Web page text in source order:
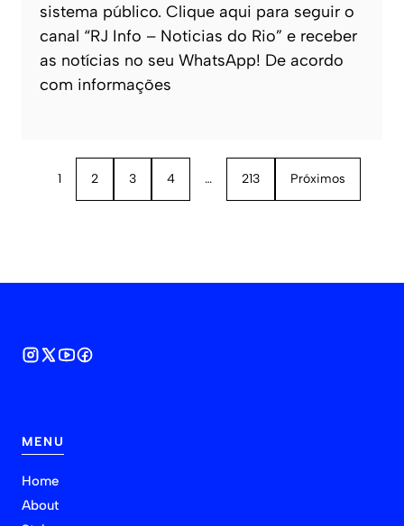
sistema público. Clique aqui para seguir o
canal “RJ Info – Noticias do Rio” e receber
as notícias no seu WhatsApp! De acordo
com informações
1 2 3 4 … 213 Próximos
MENU
Home
About